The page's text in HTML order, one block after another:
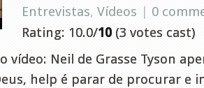
Entrevistas, Vídeos | 0
Rating: 10.0/10 (3 votes cast)
vídeo: Neil de Grasse Tyson
help é parar de procurar e